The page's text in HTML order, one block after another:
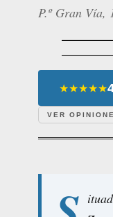
P.º Gran Vía,
★★★★★
VER